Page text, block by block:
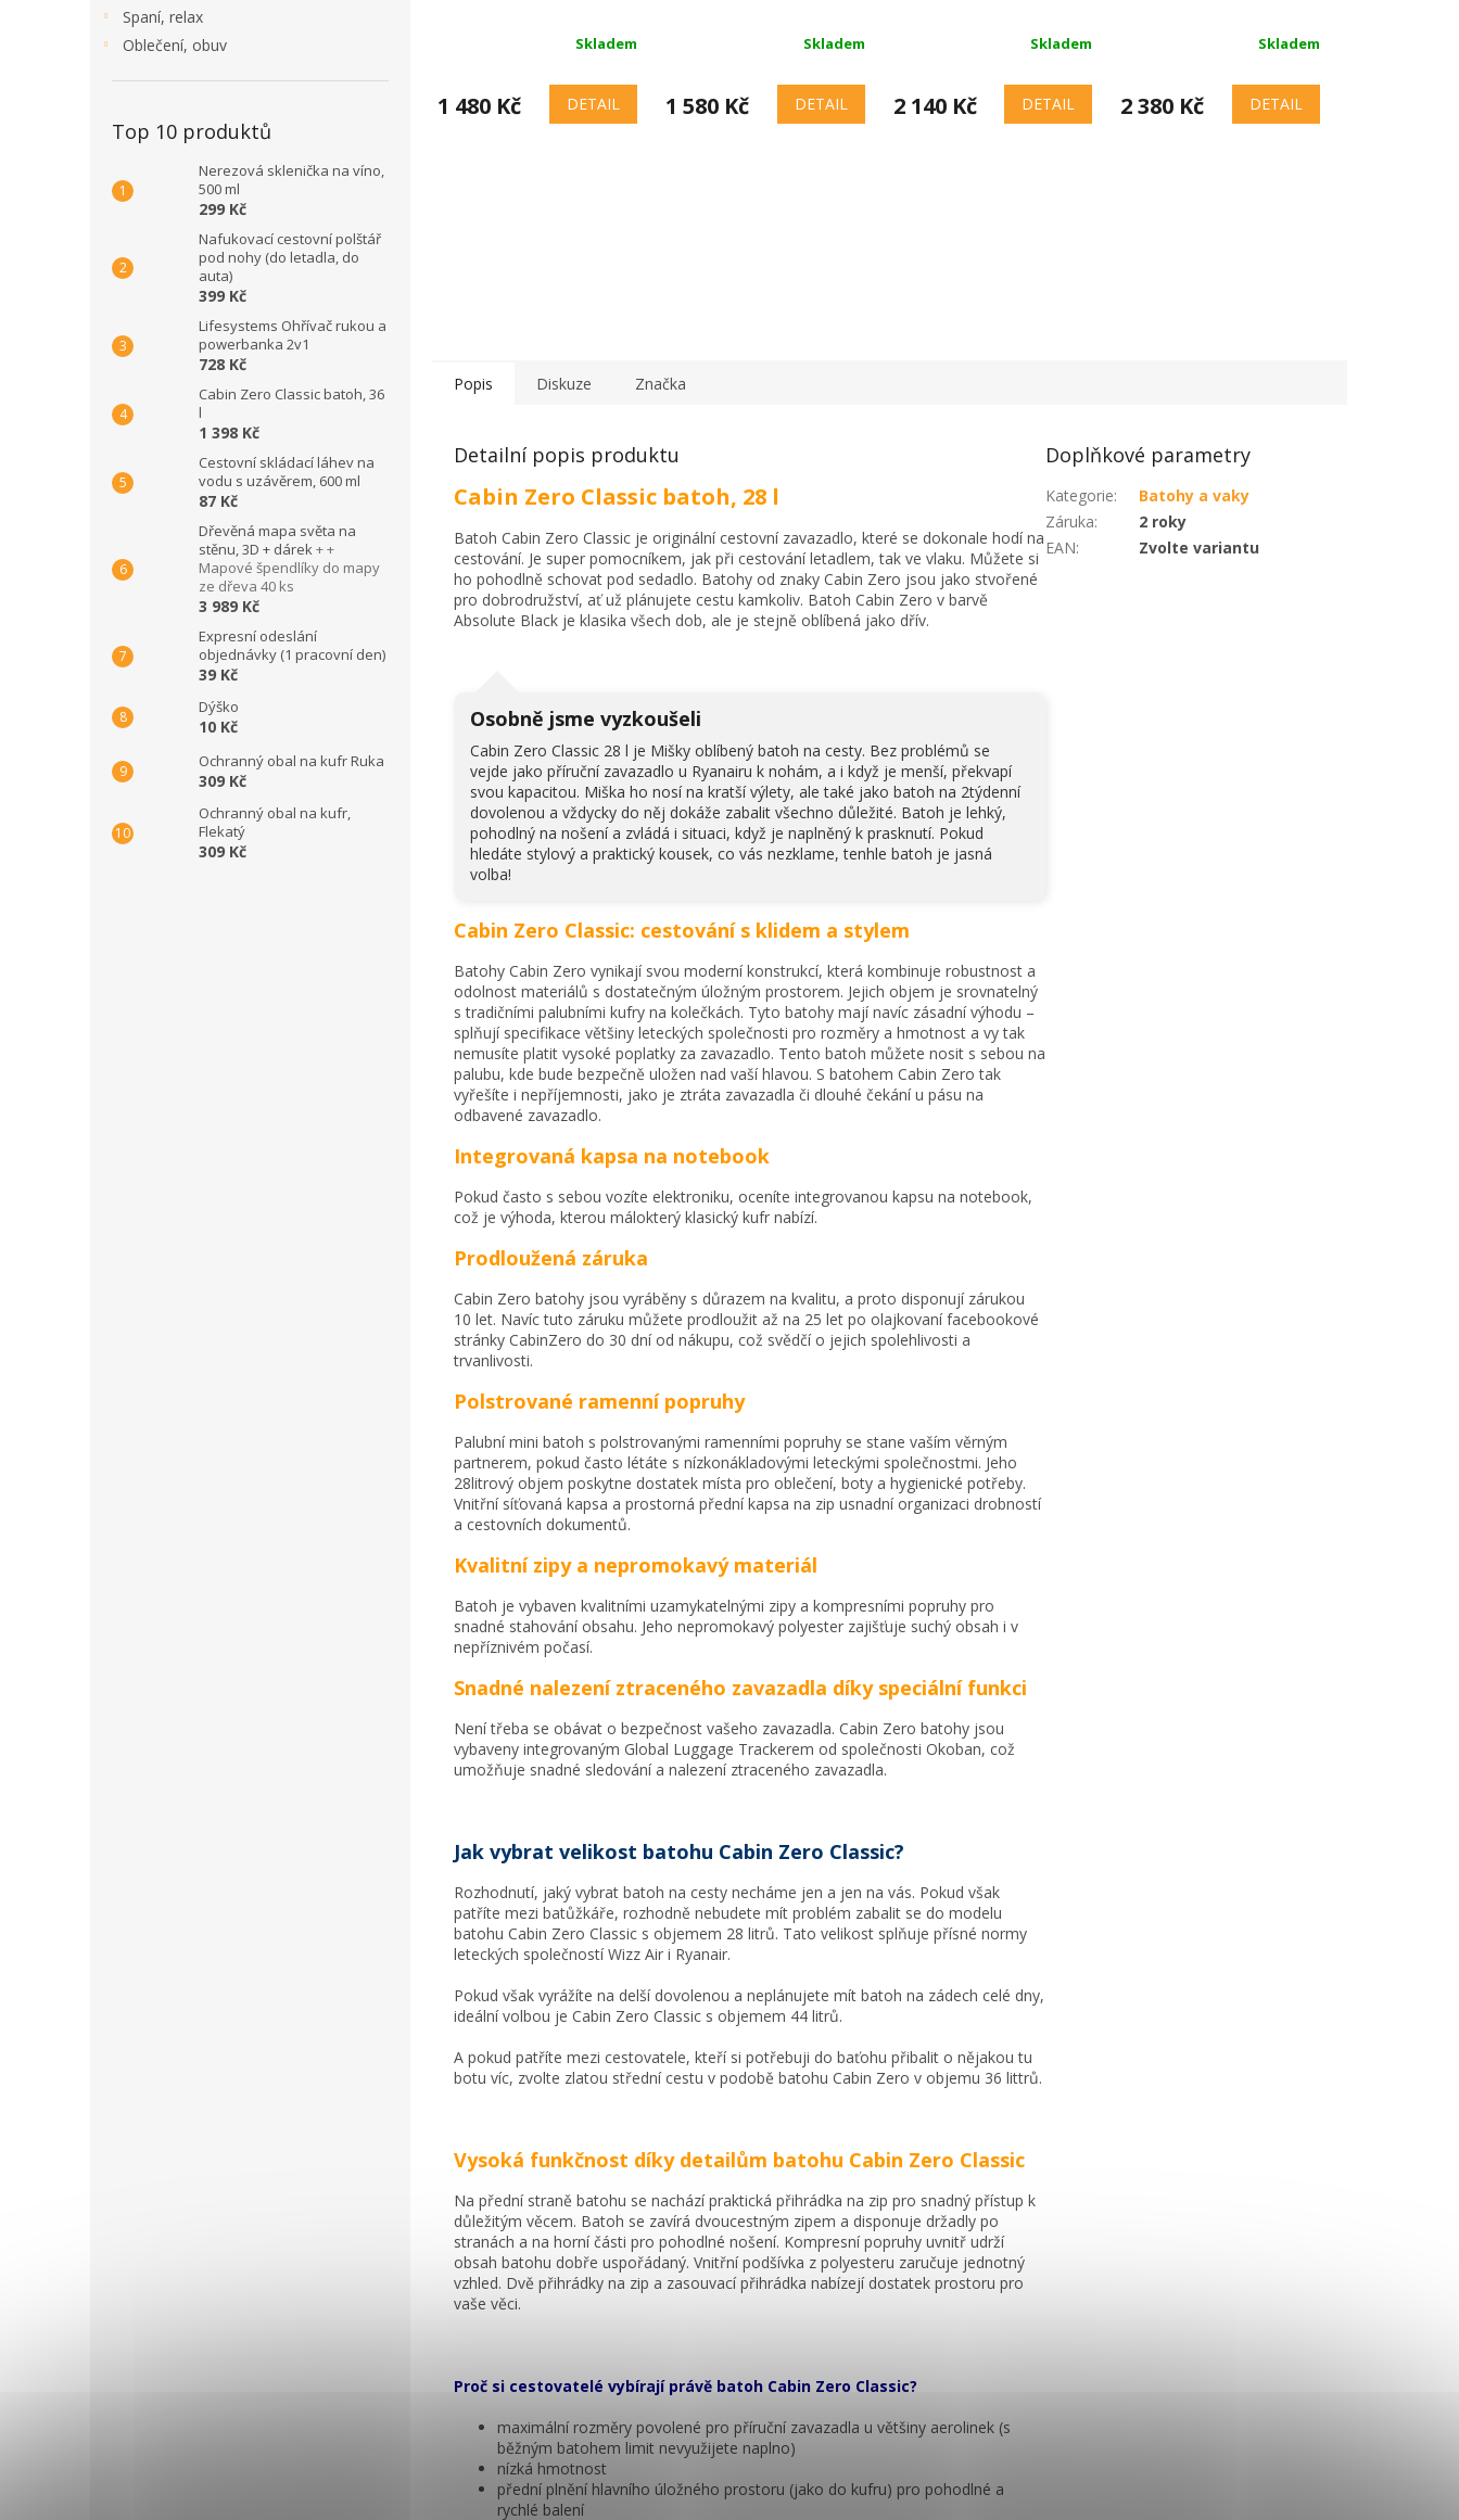
Spaní, relax
Oblečení, obuv
Top 10 produktů
Nerezová sklenička na víno,
500 ml
299 Kč
Nafukovací cestovní polštář
pod nohy (do letadla, do
auta)
399 Kč
Lifesystems Ohřívač rukou a
powerbanka 2v1
728 Kč
Cabin Zero Classic batoh, 36
l
1 398 Kč
Cestovní skládací láhev na
vodu s uzávěrem, 600 ml
87 Kč
Dřevěná mapa světa na
stěnu, 3D + dárek+ +
Mapové špendlíky do mapy
ze dřeva 40 ks
3 989 Kč
Expresní odeslání
objednávky (1 pracovní den)
39 Kč
Dýško
10 Kč
Ochranný obal na kufr Ruka
309 Kč
Ochranný obal na kufr,
Flekatý
309 Kč
Skladem
1 480 Kč DETAIL
Skladem
1 580 Kč DETAIL
Skladem
2 140 Kč DETAIL
Skladem
2 380 Kč DETAIL
Popis Diskuze Značka
Detailní popis produktu
Cabin Zero Classic batoh, 28 l
Batoh Cabin Zero Classic je originální cestovní zavazadlo, které se dokonale hodí na
cestování. Je super pomocníkem, jak při cestování letadlem, tak ve vlaku. Můžete si
ho pohodlně schovat pod sedadlo. Batohy od znaky Cabin Zero jsou jako stvořené
pro dobrodružství, ať už plánujete cestu kamkoliv. Batoh Cabin Zero v barvě
Absolute Black je klasika všech dob, ale je stejně oblíbená jako dřív.
Osobně jsme vyzkoušeli
Cabin Zero Classic 28 l je Mišky oblíbený batoh na cesty. Bez problémů se
vejde jako příruční zavazadlo u Ryanairu k nohám, a i když je menší, překvapí
svou kapacitou. Miška ho nosí na kratší výlety, ale také jako batoh na 2týdenní
dovolenou a vždycky do něj dokáže zabalit všechno důležité. Batoh je lehký,
pohodlný na nošení a zvládá i situaci, když je naplněný k prasknutí. Pokud
hledáte stylový a praktický kousek, co vás nezklame, tenhle batoh je jasná
volba!
Cabin Zero Classic: cestování s klidem a stylem
Batohy Cabin Zero vynikají svou moderní konstrukcí, která kombinuje robustnost a
odolnost materiálů s dostatečným úložným prostorem. Jejich objem je srovnatelný
s tradičními palubními kufry na kolečkách. Tyto batohy mají navíc zásadní výhodu –
splňují specifikace většiny leteckých společnosti pro rozměry a hmotnost a vy tak
nemusíte platit vysoké poplatky za zavazadlo. Tento batoh můžete nosit s sebou na
palubu, kde bude bezpečně uložen nad vaší hlavou. S batohem Cabin Zero tak
vyřešíte i nepříjemnosti, jako je ztráta zavazadla či dlouhé čekání u pásu na
odbavené zavazadlo.
Integrovaná kapsa na notebook
Pokud často s sebou vozíte elektroniku, oceníte integrovanou kapsu na notebook,
což je výhoda, kterou málokterý klasický kufr nabízí.
Prodloužená záruka
Cabin Zero batohy jsou vyráběny s důrazem na kvalitu, a proto disponují zárukou
10 let. Navíc tuto záruku můžete prodloužit až na 25 let po olajkovaní facebookové
stránky CabinZero do 30 dní od nákupu, což svědčí o jejich spolehlivosti a
trvanlivosti.
Polstrované ramenní popruhy
Palubní mini batoh s polstrovanými ramenními popruhy se stane vaším věrným
partnerem, pokud často létáte s nízkonákladovými leteckými společnostmi. Jeho
28litrový objem poskytne dostatek místa pro oblečení, boty a hygienické potřeby.
Vnitřní síťovaná kapsa a prostorná přední kapsa na zip usnadní organizaci drobností
a cestovních dokumentů.
Kvalitní zipy a nepromokavý materiál
Batoh je vybaven kvalitními uzamykatelnými zipy a kompresními popruhy pro
snadné stahování obsahu. Jeho nepromokavý polyester zajišťuje suchý obsah i v
nepříznivém počasí.
Snadné nalezení ztraceného zavazadla díky speciální funkci
Není třeba se obávat o bezpečnost vašeho zavazadla. Cabin Zero batohy jsou
vybaveny integrovaným Global Luggage Trackerem od společnosti Okoban, což
umožňuje snadné sledování a nalezení ztraceného zavazadla.
Jak vybrat velikost batohu Cabin Zero Classic?
Rozhodnutí, jaký vybrat batoh na cesty necháme jen a jen na vás. Pokud však
patříte mezi batůžkáře, rozhodně nebudete mít problém zabalit se do modelu
batohu Cabin Zero Classic s objemem 28 litrů. Tato velikost splňuje přísné normy
leteckých společností Wizz Air i Ryanair.
Pokud však vyrážíte na delší dovolenou a neplánujete mít batoh na zádech celé dny,
ideální volbou je Cabin Zero Classic s objemem 44 litrů.
A pokud patříte mezi cestovatele, kteří si potřebuji do baťohu přibalit o nějakou tu
botu víc, zvolte zlatou střední cestu v podobě batohu Cabin Zero v objemu 36 littrů.
Vysoká funkčnost díky detailům batohu Cabin Zero Classic
Na přední straně batohu se nachází praktická přihrádka na zip pro snadný přístup k
důležitým věcem. Batoh se zavírá dvoucestným zipem a disponuje držadly po
stranách a na horní části pro pohodlné nošení. Kompresní popruhy uvnitř udrží
obsah batohu dobře uspořádaný. Vnitřní podšívka z polyesteru zaručuje jednotný
vzhled. Dvě přihrádky na zip a zasouvací přihrádka nabízejí dostatek prostoru pro
vaše věci.
Proč si cestovatelé vybírají právě batoh Cabin Zero Classic?
maximální rozměry povolené pro příruční zavazadla u většiny aerolinek (s
běžným batohem limit nevyužijete naplno)
nízká hmotnost
přední plnění hlavního úložného prostoru (jako do kufru) pro pohodlné a
rychlé balení
Doplňkové parametry
Kategorie:
Batohy a vaky
Záruka:
2 roky
EAN: Zvolte variantu